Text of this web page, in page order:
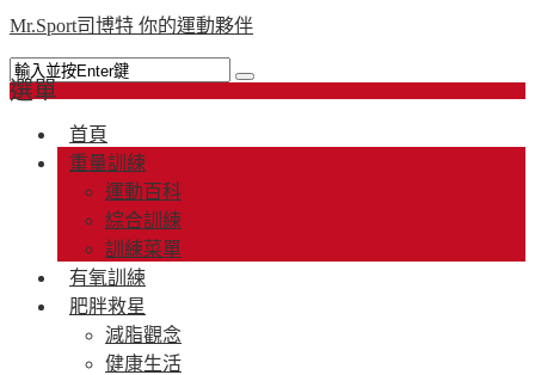
Mr.Sport司博特 你的運動夥伴
選單
首頁
重量訓練
運動百科
綜合訓練
訓練菜單
有氧訓練
肥胖救星
減脂觀念
健康生活